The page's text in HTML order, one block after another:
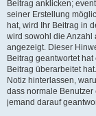
Beitrag anklicken;
seiner Erstellung
hat, wird Ihr Beitrag in
wird sowohl die Anzahl
angezeigt. Dieser
Beitrag geantwortet
Beitrag überarbeitet
Notiz hinterlassen,
dass normale
jemand darauf